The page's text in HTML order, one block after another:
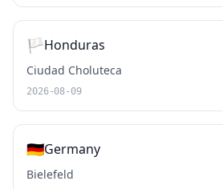
🏳️Honduras
Ciudad Choluteca
2026-08-09
🇩🇪Germany
Bielefeld